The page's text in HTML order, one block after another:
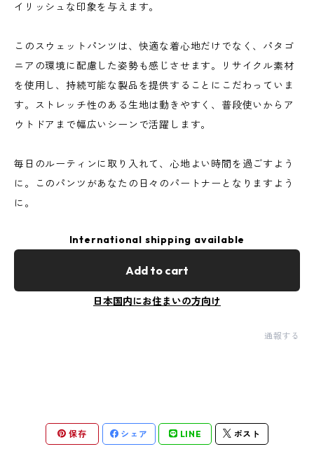
イリッシュな印象を与えます。
このスウェットパンツは、快適な着心地だけでなく、パタゴ
ニアの環境に配慮した姿勢も感じさせます。リサイクル素材
を使用し、持続可能な製品を提供することにこだわっていま
す。ストレッチ性のある生地は動きやすく、普段使いからア
ウトドアまで幅広いシーンで活躍します。
毎日のルーティンに取り入れて、心地よい時間を過ごすよう
に。このパンツがあなたの日々のパートナーとなりますよう
に。
International shipping available
Add to cart
日本国内にお住まいの方向け
通報する
保存 シェア LINE ポスト